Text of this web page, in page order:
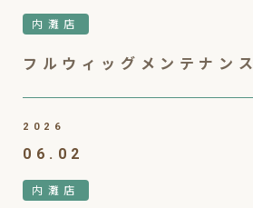
内灘店
フルウィッグメンテナンス
2026
06.02
内灘店